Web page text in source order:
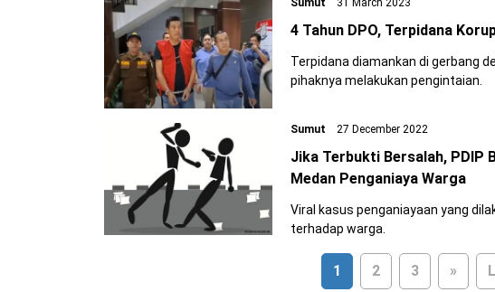
Sumut 31 March 2023
4 Tahun DPO, Terpidana
Terpidana diamankan di gerbang
pihaknya melakukan pengintaian.
Sumut 27 December 2022
Jika Terbukti Bersalah, PDIP
Medan Penganiaya Warga
Viral kasus penganiayaan yang
terhadap warga.
1 2 3 »